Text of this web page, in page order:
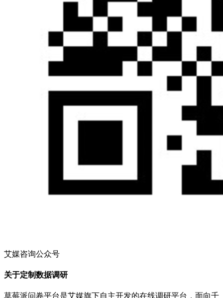
艾媒咨询公众号
关于定制数据调研
草莓派问卷平台是艾媒旗下自主开发的在线调研平台，面向千